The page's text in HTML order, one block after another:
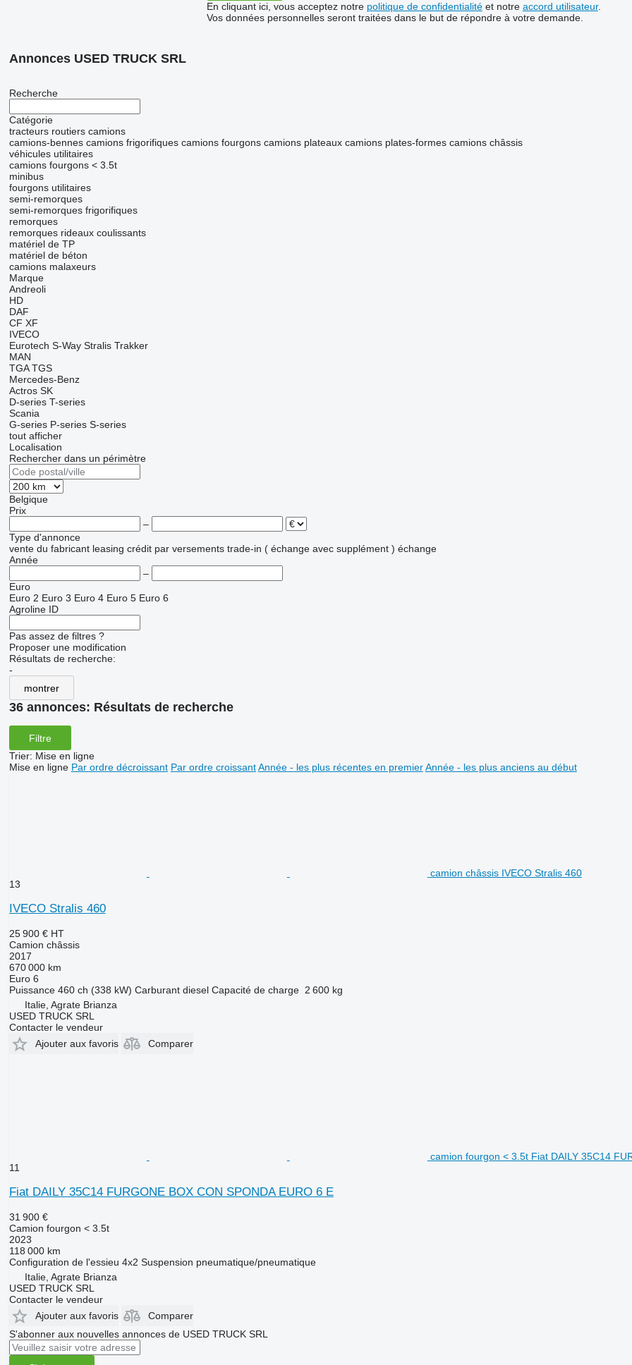
En cliquant ici, vous acceptez notre politique de confidentialitéet notre accord utilisateur.
Vos données personnelles seront traitées dans le but de répondre à votre demande.
Annonces USED TRUCK SRL
Recherche
Catégorie
tracteurs routiers camions
camions-bennes camions frigorifiques camions fourgons camions plateaux camions plates-formes camions châssis
véhicules utilitaires
camions fourgons < 3.5t
minibus
fourgons utilitaires
semi-remorques
semi-remorques frigorifiques
remorques
remorques rideaux coulissants
matériel de TP
matériel de béton
camions malaxeurs
Marque
Andreoli
HD
DAF
CF XF
IVECO
Eurotech S-Way Stralis Trakker
MAN
TGA TGS
Mercedes-Benz
Actros SK
D-series T-series
Scania
G-series P-series S-series
tout afficher
Localisation
Rechercher dans un périmètre
Belgique
Prix
–
Type d'annonce
vente du fabricant leasing crédit par versements trade-in ( échange avec supplément ) échange
Année
–
Euro
Euro 2 Euro 3 Euro 4 Euro 5 Euro 6
Agroline ID
Pas assez de filtres ?
Proposer une modification
Résultats de recherche:
-
montrer
36 annonces: Résultats de recherche
Filtre
Trier: Mise en ligne
Mise en ligne Par ordre décroissant Par ordre croissant Année - les plus récentes en premier Année - les plus anciens au début
camion châssis IVECO Stralis 460
13
IVECO Stralis 460
25 900 € HT
Camion châssis
2017
670 000 km
Euro 6
Puissance 460 ch (338 kW) Carburant diesel Capacité de charge 2 600 kg
Italie, Agrate Brianza
USED TRUCK SRL
Contacter le vendeur
Ajouter aux favoris
Comparer
camion fourgon < 3.5t Fiat DAILY 35C14
11
Fiat DAILY 35C14 FURGONE BOX CON SPONDA EURO 6 E
31 900 €
Camion fourgon < 3.5t
2023
118 000 km
Configuration de l'essieu 4x2 Suspension pneumatique/pneumatique
Italie, Agrate Brianza
USED TRUCK SRL
Contacter le vendeur
Ajouter aux favoris
Comparer
S'abonner aux nouvelles annonces de USED TRUCK SRL